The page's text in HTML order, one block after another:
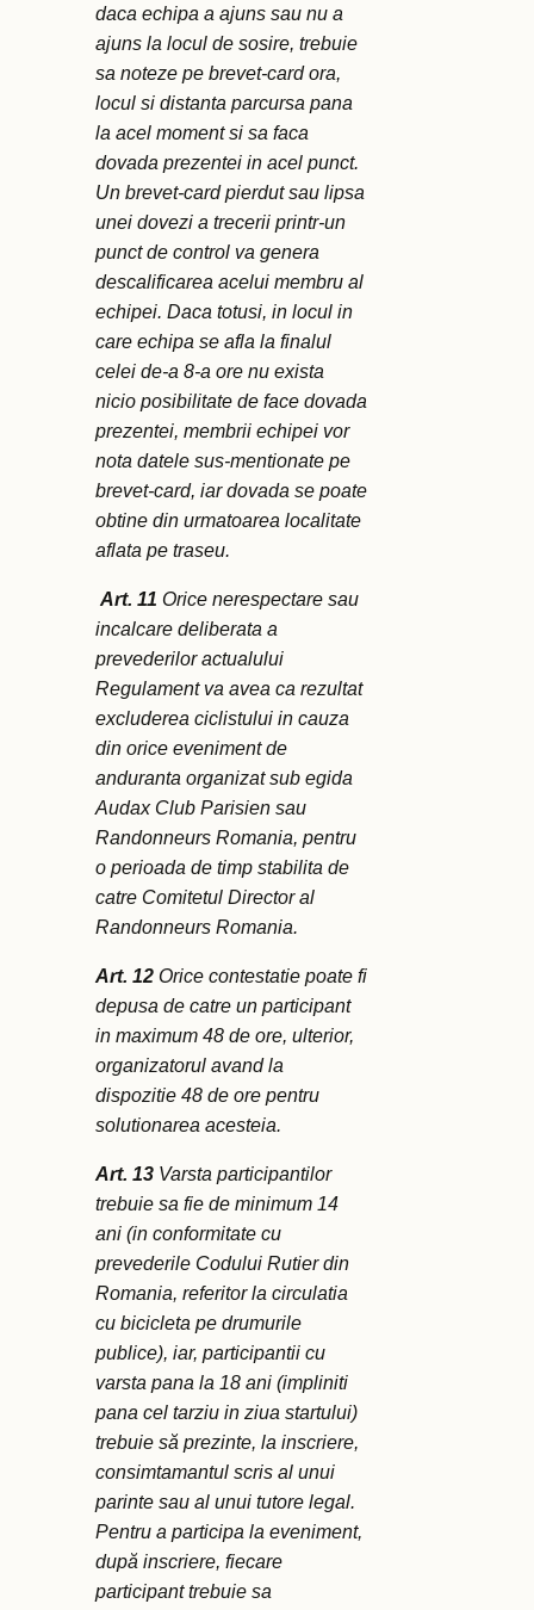
daca echipa a ajuns sau nu a
ajuns la locul de sosire, trebuie
sa noteze pe brevet-card ora,
locul si distanta parcursa pana
la acel moment si sa faca
dovada prezentei in acel punct.
Un brevet-card pierdut sau lipsa
unei dovezi a trecerii printr-un
punct de control va genera
descalificarea acelui membru al
echipei. Daca totusi, in locul in
care echipa se afla la finalul
celei de-a 8-a ore nu exista
nicio posibilitate de face dovada
prezentei, membrii echipei vor
nota datele sus-mentionate pe
brevet-card, iar dovada se poate
obtine din urmatoarea localitate
aflata pe traseu.
Art. 11 Orice nerespectare sau
incalcare deliberata a
prevederilor actualului
Regulament va avea ca rezultat
excluderea ciclistului in cauza
din orice eveniment de
anduranta organizat sub egida
Audax Club Parisien sau
Randonneurs Romania, pentru
o perioada de timp stabilita de
catre Comitetul Director al
Randonneurs Romania.
Art. 12 Orice contestatie poate fi
depusa de catre un participant
in maximum 48 de ore, ulterior,
organizatorul avand la
dispozitie 48 de ore pentru
solutionarea acesteia.
Art. 13 Varsta participantilor
trebuie sa fie de minimum 14
ani (in conformitate cu
prevederile Codului Rutier din
Romania, referitor la circulatia
cu bicicleta pe drumurile
publice), iar, participantii cu
varsta pana la 18 ani (impliniti
pana cel tarziu in ziua startului)
trebuie să prezinte, la inscriere,
consimtamantul scris al unui
parinte sau al unui tutore legal.
Pentru a participa la eveniment,
după inscriere, fiecare
participant trebuie sa